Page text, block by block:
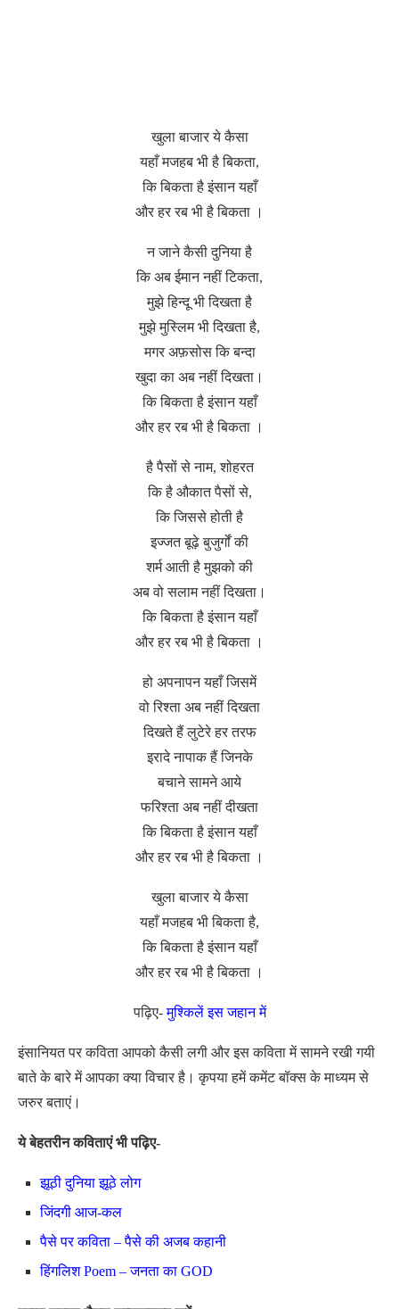
खुला बाजार ये कैसा
यहाँ मजहब भी है बिकता,
कि बिकता है इंसान यहाँ
और हर रब भी है बिकता ।
न जाने कैसी दुनिया है
कि अब ईमान नहीं टिकता,
मुझे हिन्दू भी दिखता है
मुझे मुस्लिम भी दिखता है,
मगर अफ़सोस कि बन्दा
खुदा का अब नहीं दिखता।
कि बिकता है इंसान यहाँ
और हर रब भी है बिकता ।
है पैसों से नाम, शोहरत
कि है औकात पैसों से,
कि जिससे होती है
इज्जत बूढ़े बुजुर्गों की
शर्म आती है मुझको की
अब वो सलाम नहीं दिखता।
कि बिकता है इंसान यहाँ
और हर रब भी है बिकता ।
हो अपनापन यहाँ जिसमें
वो रिश्ता अब नहीं दिखता
दिखते हैं लुटेरे हर तरफ
इरादे नापाक हैं जिनके
बचाने सामने आये
फरिश्ता अब नहीं दीखता
कि बिकता है इंसान यहाँ
और हर रब भी है बिकता ।
खुला बाजार ये कैसा
यहाँ मजहब भी बिकता है,
कि बिकता है इंसान यहाँ
और हर रब भी है बिकता ।
पढ़िए-मुश्किलें इस जहान में
इंसानियत पर कविता आपको कैसी लगी और इस कविता में सामने रखी गयी
बाते के बारे में आपका क्या विचार है। कृपया हमें कमेंट बॉक्स के माध्यम से
जरुर बताएं।
ये बेहतरीन कविताएं भी पढ़िए-
झूठी दुनिया झूठे लोग
जिंदगी आज-कल
पैसे पर कविता – पैसे की अजब कहानी
हिंगलिश Poem – जनता का GOD